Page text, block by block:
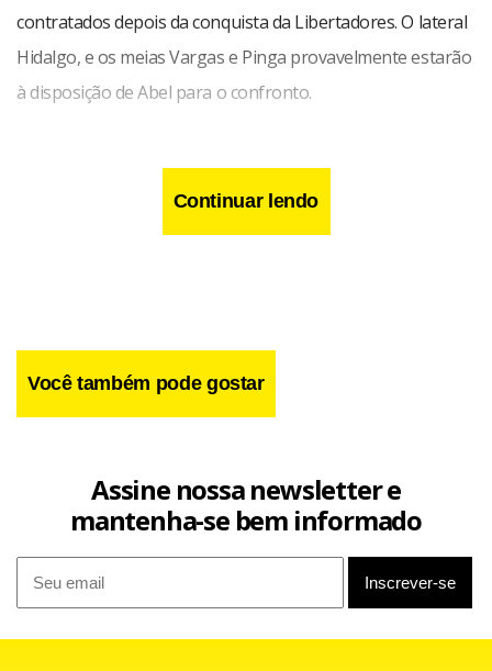
contratados depois da conquista da Libertadores. O lateral
Hidalgo, e os meias Vargas e Pinga provavelmente estarão
à disposição de Abel para o confronto.
Facebook
WhatsApp Telegram
Share
Continuar lendo
Você também pode gostar
Assine nossa newsletter e
mantenha-se bem informado